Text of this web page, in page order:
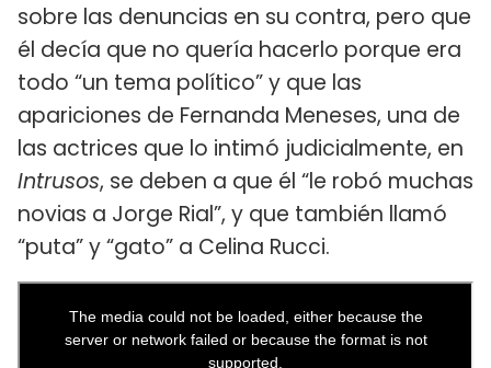
sobre las denuncias en su contra, pero que
él decía que no quería hacerlo porque era
todo “un tema político” y que las
apariciones de Fernanda Meneses, una de
las actrices que lo intimó judicialmente, en
Intrusos, se deben a que él “le robó muchas
novias a Jorge Rial”, y que también llamó
“puta” y “gato” a Celina Rucci.